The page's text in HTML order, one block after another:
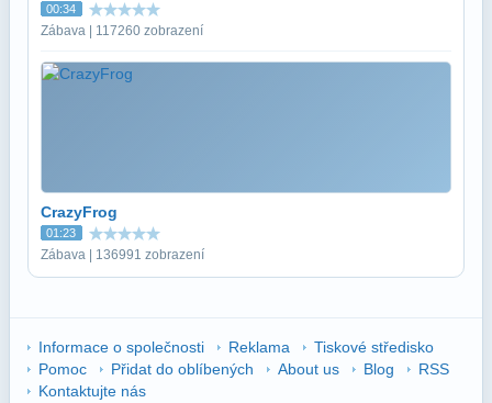
00:34
Zábava | 117260 zobrazení
CrazyFrog
01:23
Zábava | 136991 zobrazení
Informace o společnosti Reklama
Tiskové středisko
Pomoc
Přidat do oblíbených About us Blog
RSS
Kontaktujte nás